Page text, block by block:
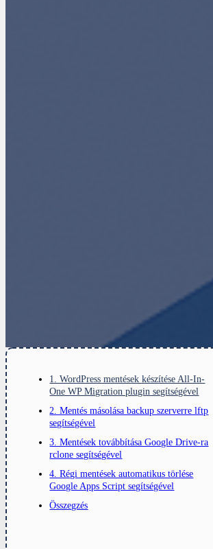
1. WordPress mentések készítése All-In-
One WP Migration plugin segítségével
2. Mentés másolása backup szerverre lftp
segítségével
3. Mentések továbbítása Google Drive-ra
rclone segítségével
4. Régi mentések automatikus törlése
Google Apps Script segítségével
Összegzés